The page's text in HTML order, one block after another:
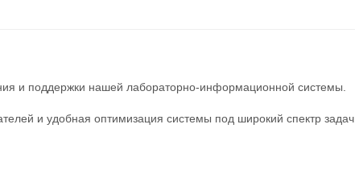
и поддержки нашей лабораторно-информационной системы.
и удобная оптимизация системы под широкий спектр задач.